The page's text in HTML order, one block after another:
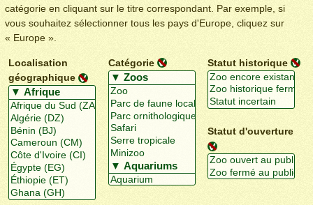
catégorie en cliquant sur le titre correspondant. Par exemple, si
vous souhaitez sélectionner tous les pays d'Europe, cliquez sur
« Europe ».
Localisation
géographique
Catégorie Statut historique
Statut d'ouverture